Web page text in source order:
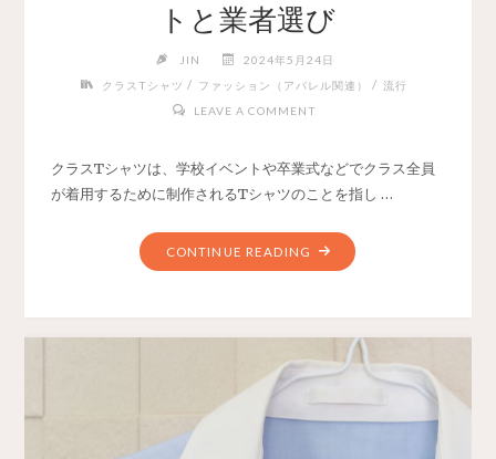
トと業者選び
JIN
2024年5月24日
クラスTシャツ / ファッション（アパレル関連） / 流行
LEAVE A COMMENT
クラスTシャツは、学校イベントや卒業式などでクラス全員
が着用するために制作されるTシャツのことを指し …
CONTINUE READING